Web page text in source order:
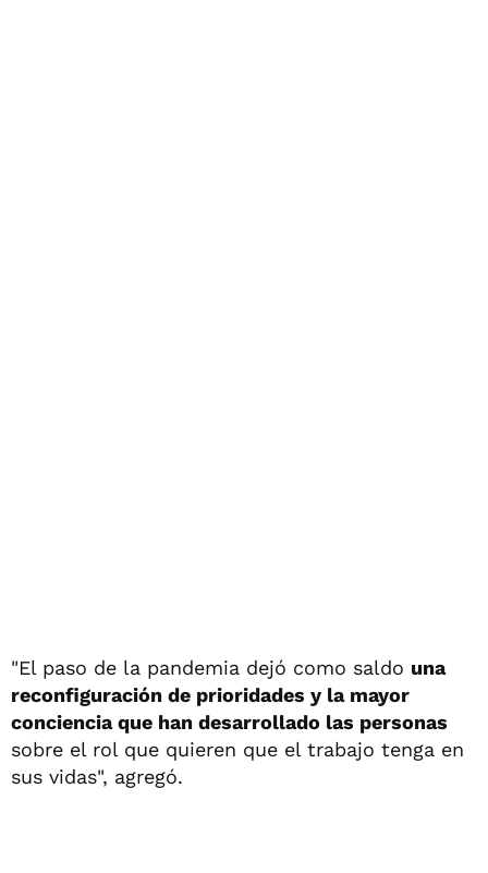
"El paso de la pandemia dejó como saldo una
reconfiguración de prioridades y la mayor
conciencia que han desarrollado las personas
sobre el rol que quieren que el trabajo tenga en
sus vidas", agregó.